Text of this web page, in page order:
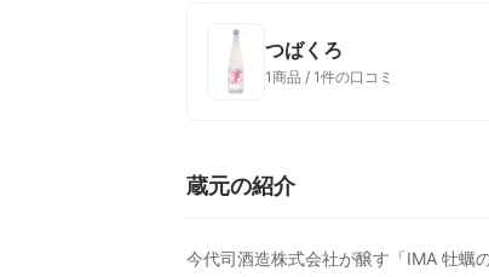
つばくろ
1商品 / 1件の口コミ
蔵元の紹介
今代司酒造株式会社が醸す「IMA 牡蠣